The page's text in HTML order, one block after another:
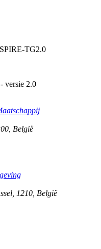
TG2.0
versie 2.0
België
1210 België